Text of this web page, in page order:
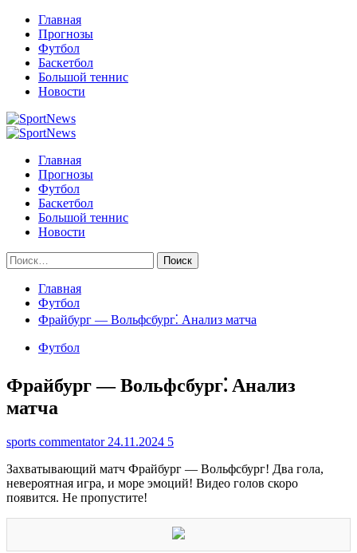
Перейти
содержимому
Главная
Прогнозы
Футбол
Баскетбол
Большой теннис
Новости
Primary
Главная
Прогнозы
Футбол
Баскетбол
Большой теннис
Новости
Найти:
Главная
Футбол
Фрайбург — Вольфсбург⁚ Анализ матча
Футбол
Фрайбург — Вольфсбург⁚ Анализ
матча
sports commentator 24.11.2024 5
Захватывающий матч Фрайбург — Вольфсбург! Два гола,
невероятная игра, и море эмоций! Видео голов скоро
появится. Не пропустите!